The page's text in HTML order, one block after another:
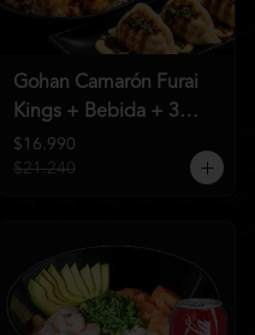
Gohan Camarón Furai
Kings + Bebida + 3
Unid de Gyozas Nikkei
$16.990
$21.240